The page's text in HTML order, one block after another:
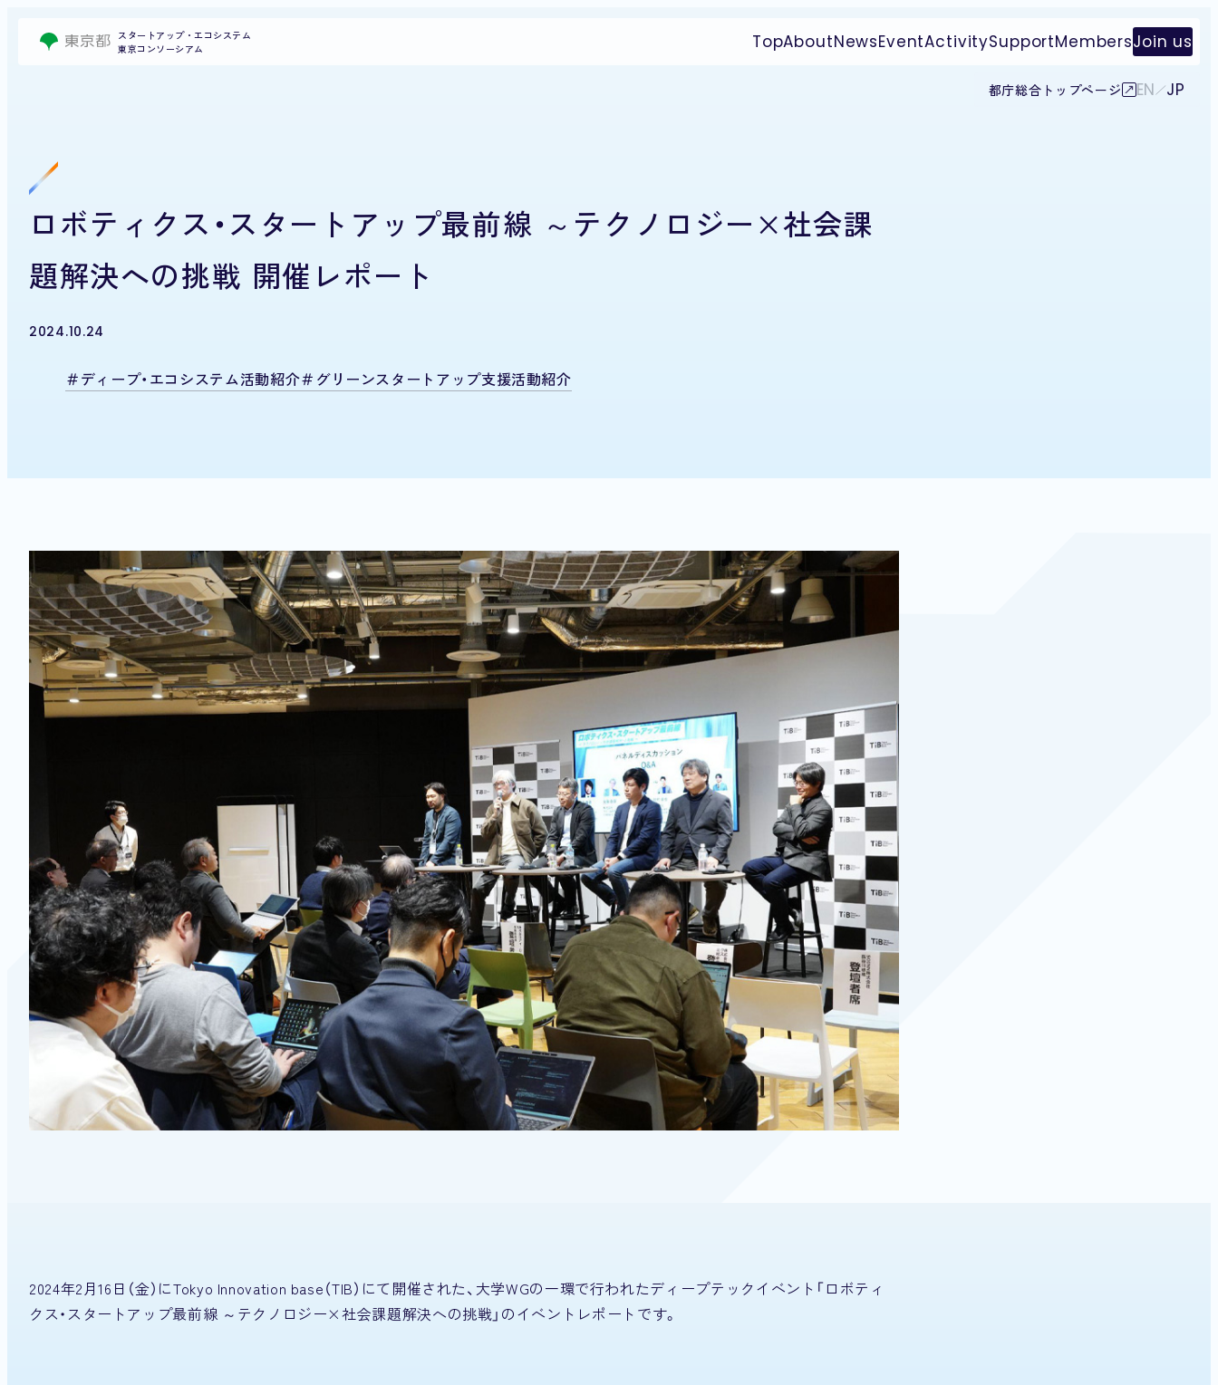
スタートアップ・エコシステム
東京コンソーシアム
TopAboutNewsEventActivitySupportMembersJoin us
都庁総合トップページ EN JP
ロボティクス・スタートアップ最前線 ～テクノロジー×社会課
題解決への挑戦 開催レポート
2024.10.24
ディープ・エコシステム活動紹介 グリーンスタートアップ支援活動紹介
2024年2月16日（金）にTokyo Innovation base（TIB）にて開催された、大学WGの一環で行われたディープテックイベント「ロボティ
クス・スタートアップ最前線 ～テクノロジー×社会課題解決への挑戦」のイベントレポートです。